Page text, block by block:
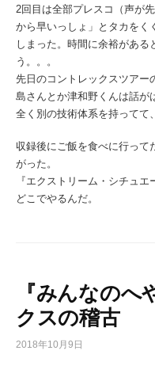
2回目は全部プレスコ（声が
から早いっしょ」とタカをく
しまった。時間に余裕がある
う。。。
先日のコントレックスツアー
島さんとか津和野くんは話が
全く別の技術体系を持ってて
収録後にご飯を食べに行って
がった。
『エクストリーム・シチュエ
どこでやるんだ。
『みんなのへ
クスの稽古
2018年10月9日